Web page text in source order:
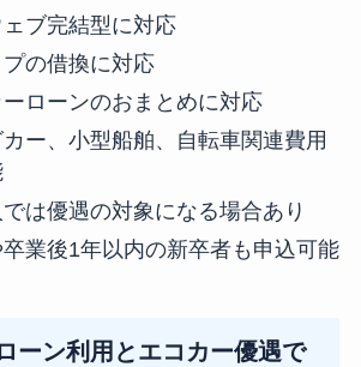
ブ完結型に対応
の借換に対応
ローンのおまとめに対応
ー、小型船舶、自転車関連費用
は優遇の対象になる場合あり
業後1年以内の新卒者も申込可能
ーン利用とエコカー優遇で